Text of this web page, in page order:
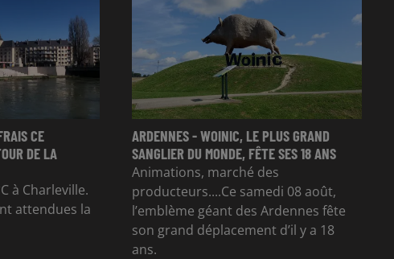
CE
DE LA
à Charleville.
attendues la
ARDENNES - WOINIC, LE PLUS GRAND
SANGLIER DU MONDE, FÊTE SES 18 ANS
Animations, marché des
producteurs....Ce samedi 08 août,
l’emblème géant des Ardennes fête
son grand déplacement d’il y a 18
ans.